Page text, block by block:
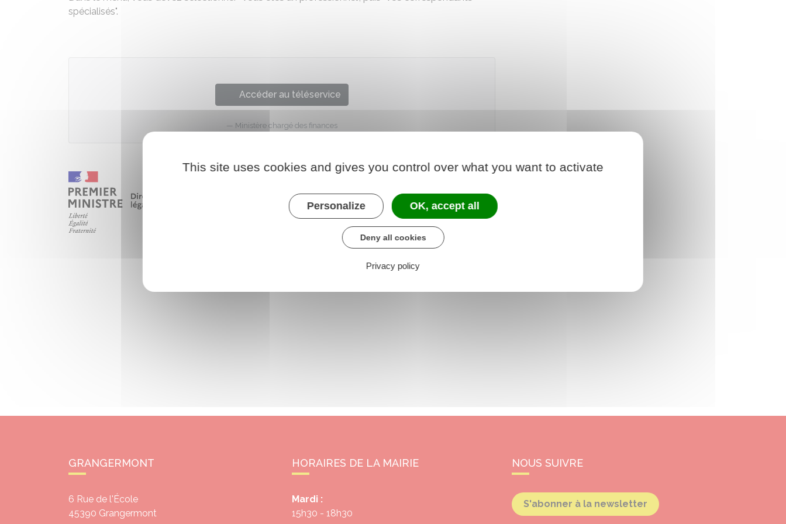
spécialisés".
Accéder au téléservice
Ministère chargé des finances
GRANGERMONT
6 Rue de l'École
45390 Grangermont
HORAIRES DE LA MAIRIE
Mardi :
15h30 - 18h30
NOUS SUIVRE
S'abonner à la newsletter
This site uses cookies and gives you control over what you want to activate
Personalize OK, accept all
Deny all cookies
Privacy policy